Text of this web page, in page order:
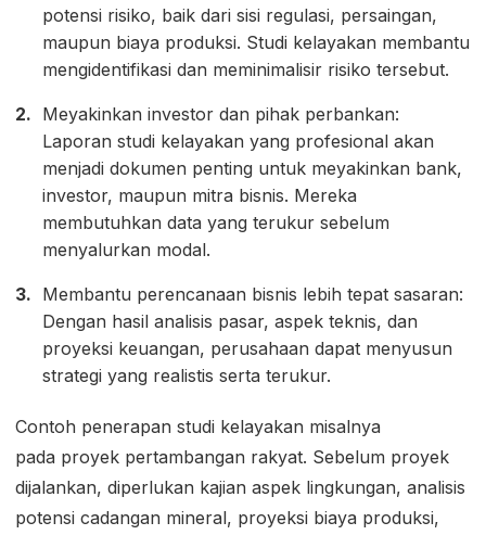
potensi risiko, baik dari sisi regulasi, persaingan,
maupun biaya produksi. Studi kelayakan membantu
mengidentifikasi dan meminimalisir risiko tersebut.
Meyakinkan investor dan pihak perbankan:
Laporan studi kelayakan yang profesional akan
menjadi dokumen penting untuk meyakinkan bank,
investor, maupun mitra bisnis. Mereka
membutuhkan data yang terukur sebelum
menyalurkan modal.
Membantu perencanaan bisnis lebih tepat sasaran:
Dengan hasil analisis pasar, aspek teknis, dan
proyeksi keuangan, perusahaan dapat menyusun
strategi yang realistis serta terukur.
Contoh penerapan studi kelayakan misalnya
pada proyek pertambangan rakyat. Sebelum proyek
dijalankan, diperlukan kajian aspek lingkungan, analisis
potensi cadangan mineral, proyeksi biaya produksi,